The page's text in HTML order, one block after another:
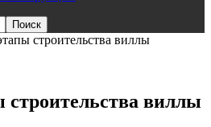
строительства виллы
виллы